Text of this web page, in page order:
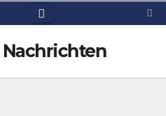
Nachrichten